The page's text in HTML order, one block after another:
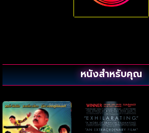
หนังสำหรับคุณ